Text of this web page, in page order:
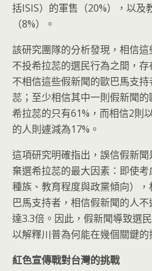
括ISIS）的軍售（20%），以及
（8%）。
該研究團隊的分析發現，相信
不投希拉蕊的選民行為之間，
不相信這些假新聞的歐巴馬支
蕊；至少相信其中一則假新聞
希拉蕊的只有61%，而相信2則
的人則遽減為17%。
這項研究明確指出，誤信假新
棄選希拉蕊的最大因素：即使考
種族、教育程度與政黨傾向）
巴馬支持者，相信假新聞的人
達3.3倍。因此，假新聞導致選
以解釋川普為何能在幾個關鍵的
紅色宣傳戰對台灣的挑戰